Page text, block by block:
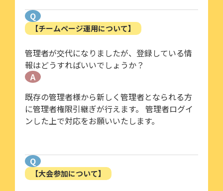
Q
【チームページ運用について】
管理者が交代になりましたが、登録している情
報はどうすればいいでしょうか？
A
既存の管理者様から新しく管理者となられる方
に管理者権限引継ぎが行えます。 管理者ログイ
ンした上で対応をお願いいたします。
Q
【大会参加について】